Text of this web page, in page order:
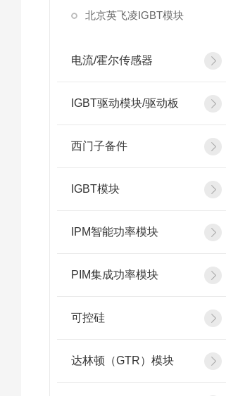
北京英飞凌IGBT模块
电流/霍尔传感器
IGBT驱动模块/驱动板
西门子备件
IGBT模块
IPM智能功率模块
PIM集成功率模块
可控硅
达林顿（GTR）模块